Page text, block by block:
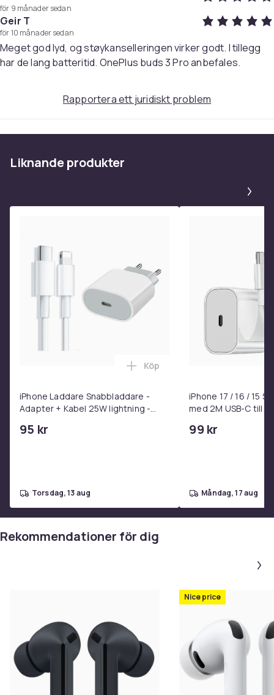
för 9 månader sedan
Geir T
för 10 månader sedan
Meget god lyd, og støykanselleringen virker godt. I tillegg
har de lang batteritid. OnePlus buds 3 Pro anbefales.
Rapportera ett juridiskt problem
Liknande produkter
iPhone Laddare Snabbladdare -
Adapter + Kabel 25W lightning -
95 kr
Lägg till iPhone Laddare
Köp
torsdag, 13 aug
iPhone 17 / 16 / 15
med 2M USB-C till
99 kr
måndag, 17 aug
Rekommendationer för dig
Nice price